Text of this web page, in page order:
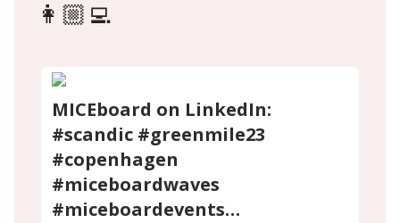
👩🏼‍💻
MICEboard on LinkedIn:
#scandic #greenmile23
#copenhagen
#miceboardwaves
#miceboardevents…